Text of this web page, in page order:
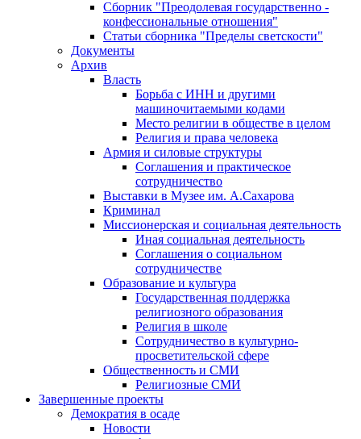
Сборник "Преодолевая государственно -
конфессиональные отношения"
Статьи сборника "Пределы светскости"
Документы
Архив
Власть
Борьба с ИНН и другими
машиночитаемыми кодами
Место религии в обществе в целом
Религия и права человека
Армия и силовые структуры
Соглашения и практическое
сотрудничество
Выставки в Музее им. А.Сахарова
Криминал
Миссионерская и социальная деятельность
Иная социальная деятельность
Соглашения о социальном
сотрудничестве
Образование и культура
Государственная поддержка
религиозного образования
Религия в школе
Сотрудничество в культурно-
просветительской сфере
Общественность и СМИ
Религиозные СМИ
Завершенные проекты
Демократия в осаде
Новости